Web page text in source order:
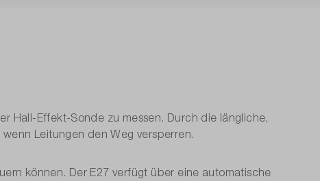
Hall-Effekt-Sonde zu messen. Durch die längliche,
Leitungen den Weg versperren.
können. Der E27 verfügt über eine automatische